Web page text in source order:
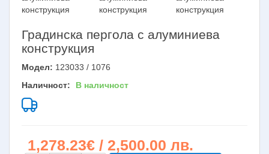
Градинска пергола с алуминиева
конструкция
Модел: 123033 / 1076
Наличност:
В наличност
1,278.23€ / 2,500.00 лв.